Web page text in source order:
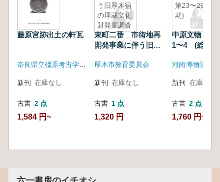
藤原宮跡出土の軒瓦
新刊 在庫なし
古書 2 点
1,584 円~
う旧厚木宿
の埋蔵文化
財発掘調査
報告書(1、
2)
東町二番 市街地再
開発事業に伴う旧厚
掘調査報告書(1、2)
厚木市教育委員会
新刊 在庫なし
古書 1 点
1,320 円
第23〜26
期)
中原文物
1〜4 (総第23
河南博物院
新刊 在庫なし
古書 2 点
1,760 円~